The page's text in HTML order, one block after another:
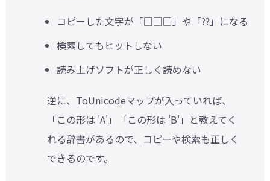
コピーした文字が「□□□」や「??」になる
検索してもヒットしない
読み上げソフトが正しく読めない
逆に、ToUnicodeマップが入っていれば、
「この形は 'A'」「この形は 'B'」と教えてく
れる辞書があるので、コピーや検索も正しく
できるのです。